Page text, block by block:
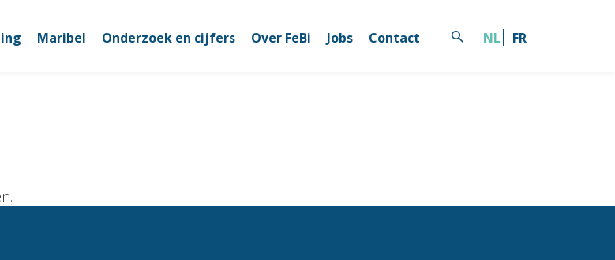
Maribel Onderzoek en cijfers Over FeBi Jobs Contact NL FR